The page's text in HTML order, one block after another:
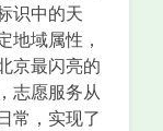
识中的天
地域属性，
京最闪亮的
志愿服务从
常，实现了